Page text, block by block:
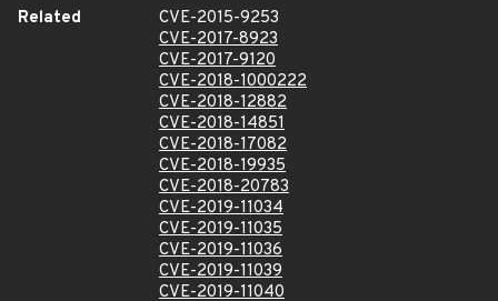
Related
CVE-2015-9253
CVE-2017-8923
CVE-2017-9120
CVE-2018-1000222
CVE-2018-12882
CVE-2018-14851
CVE-2018-17082
CVE-2018-19935
CVE-2018-20783
CVE-2019-11034
CVE-2019-11035
CVE-2019-11036
CVE-2019-11039
CVE-2019-11040